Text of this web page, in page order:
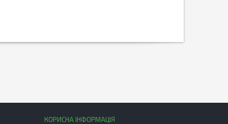
КОРИСНА ІНФОРМАЦІЯ